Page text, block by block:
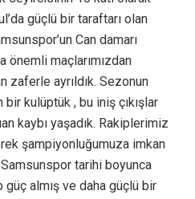
güçlü bir taraftarı olan
Can damarı
önemli maçlarımızdan
zaferle ayrıldık. Sezonun
bir kulüptük , bu iniş çıkışlar
kaybı yaşadık. Rakiplerimiz
şampiyonluğumuza imkan
tarihi boyunca
güç almış ve daha güçlü bir